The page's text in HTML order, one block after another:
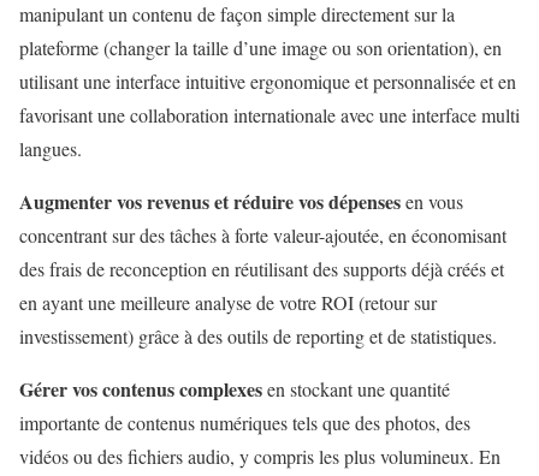
manipulant un contenu de façon simple directement sur la
plateforme (changer la taille d’une image ou son orientation), en
utilisant une interface intuitive ergonomique et personnalisée et en
favorisant une collaboration internationale avec une interface multi
langues.
Augmenter vos revenus et réduire vos dépensesen vous
concentrant sur des tâches à forte valeur-ajoutée, en économisant
des frais de reconception en réutilisant des supports déjà créés et
en ayant une meilleure analyse de votre ROI (retour sur
investissement) grâce à des outils de reporting et de statistiques.
Gérer vos contenus complexesen stockant une quantité
importante de contenus numériques tels que des photos, des
vidéos ou des fichiers audio, y compris les plus volumineux. En